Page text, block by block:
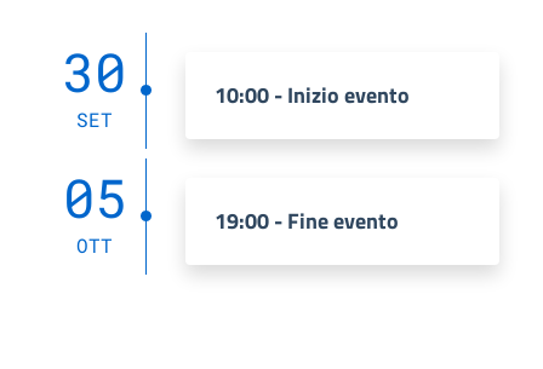
30
SET
10:00 - Inizio evento
05
OTT
19:00 - Fine evento